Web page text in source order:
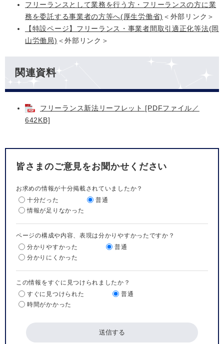
フリーランスとして業務を行う方・フリーランスの方に業
務を委託する事業者の方等へ(厚生労働省) ＜外部リンク＞
【特設ページ】フリーランス・事業者間取引適正化等法(岡
山労働局) ＜外部リンク＞
関連資料
フリーランス新法リーフレット [PDFファイル／
642KB]
皆さまのご意見をお聞かせください
お求めの情報が十分掲載されていましたか？
十分だった
普通
情報が足りなかった
ページの構成や内容、表現は分かりやすかったですか？
分かりやすかった
普通
分かりにくかった
この情報をすぐに見つけられましたか？
すぐに見つけられた
普通
時間がかかった